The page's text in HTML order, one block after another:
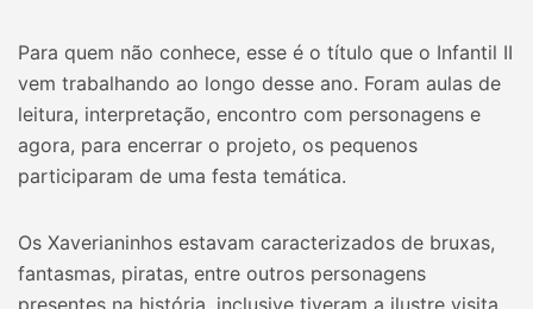
Para quem não conhece, esse é o título que o Infantil II
vem trabalhando ao longo desse ano. Foram aulas de
leitura, interpretação, encontro com personagens e
agora, para encerrar o projeto, os pequenos
participaram de uma festa temática.
Os Xaverianinhos estavam caracterizados de bruxas,
fantasmas, piratas, entre outros personagens
presentes na história, inclusive tiveram a ilustre visita